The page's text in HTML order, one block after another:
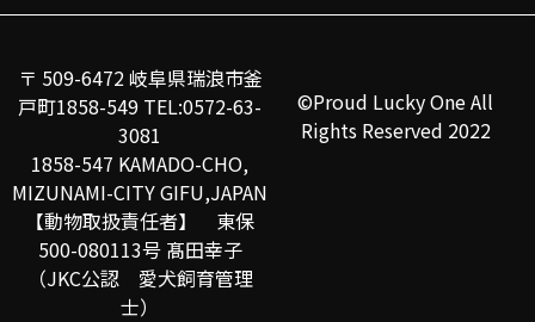
〒 509-6472 岐阜県瑞浪市釜
戸町1858-549 TEL:0572-63-
3081
1858-547 KAMADO-CHO,
MIZUNAMI-CITY GIFU,JAPAN
【動物取扱責任者】 東保
500-080113号 髙田幸子
（JKC公認 愛犬飼育管理
士）
©Proud Lucky One All
Rights Reserved 2022